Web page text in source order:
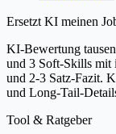
Ersetzt KI meinen
KI-Bewertung
und 3 Soft-Skills mit
und 2-3 Satz-Fazit.
und Long-Tail-
Tool & Ratgeber